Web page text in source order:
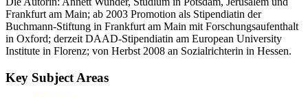
Frankfurt am Main; ab 2003 Promotion als Stipendiatin der
Buchmann-Stiftung in Frankfurt am Main mit Forschungsaufenthalt
in Oxford; derzeit DAAD-Stipendiatin am European University
Institute in Florenz; von Herbst 2008 an Sozialrichterin in Hessen.
Key Subject Areas